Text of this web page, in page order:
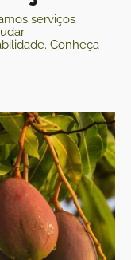
serviços
Conheça